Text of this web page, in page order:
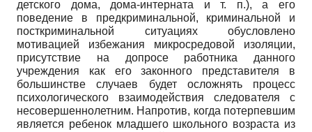
детского дома, дома-интерната и т. п.), а его
поведение в предкриминальной, криминальной и
посткриминальной ситуациях обусловлено
мотивацией избежания микросредовой изоляции,
присутствие на допросе работника данного
учреждения как его законного представителя в
большинстве случаев будет осложнять процесс
психологического взаимодействия следователя с
несовершеннолетним. Напротив, когда потерпевшим
является ребенок младшего школьного возраста из